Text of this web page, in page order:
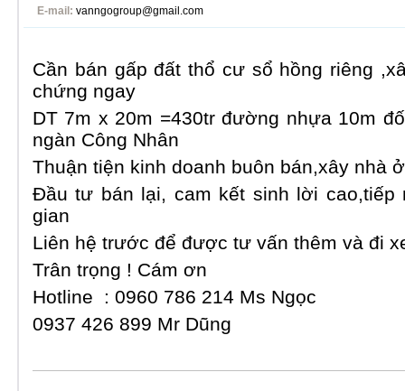
E-mail: vanngogroup@gmail.com
Cần bán gấp đất thổ cư sổ hồng riêng
chứng ngay
DT 7m x 20m =430tr đường nhựa 10m
ngàn Công Nhân
Thuận tiện kinh doanh buôn bán,xây nhà
Đầu tư bán lại, cam kết sinh lời cao,tiếp
gian
Liên hệ trước để được tư vấn thêm và đi
Trân trọng ! Cám ơn
Hotline : 0960 786 214 Ms Ngọc
0937 426 899 Mr Dũng